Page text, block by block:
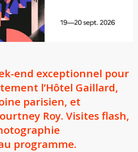
end exceptionnel pour
l’Hôtel Gaillard,
parisien, et
Roy. Visites flash,
programme.